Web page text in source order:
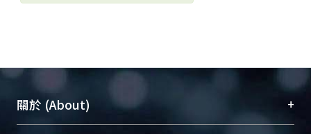
關於 (About) +